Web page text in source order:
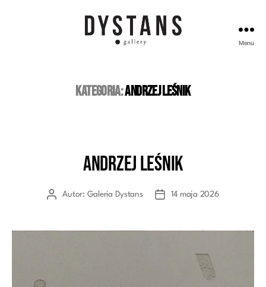
Menu
Kategoria:Andrzej Leśnik
Kategorie
Andrzej Leśnik
AutorAutor: Galeria Dystans
Data14 maja 2026